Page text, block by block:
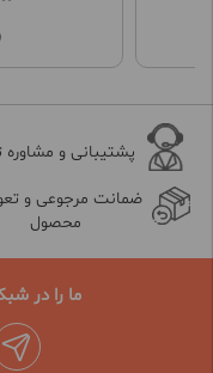
پشتیبانی و مشاوره
ضمانت مرجوعی و
محصول
ما را در